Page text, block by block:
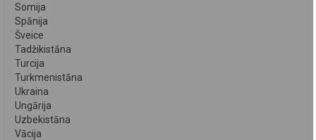
Somija
Spānija
Šveice
Tadžikistāna
Turcija
Turkmenistāna
Ukraina
Ungārija
Uzbekistāna
Vācija